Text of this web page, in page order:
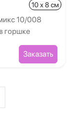
10 x 8 см
10/008
горшке
Заказать